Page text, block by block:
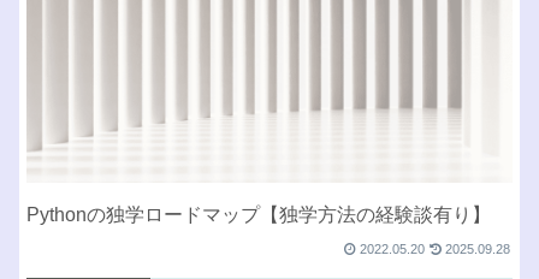
Pythonの独学ロードマップ【独学方法の経験談有り】
2022.05.20 2025.09.28